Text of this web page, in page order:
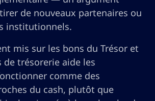
de nouveaux partenaires ou
institutionnels.
mis sur les bons du Trésor et
de trésorerie aide les
comme des
du cash, plutôt que